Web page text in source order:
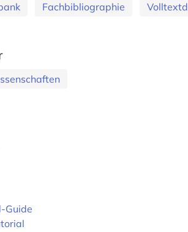
Fachbibliographie
Guide